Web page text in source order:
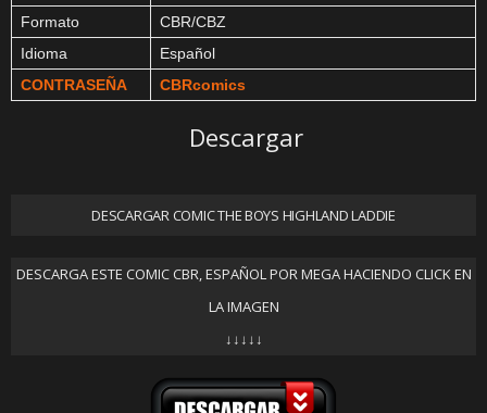
Formato
CBR/CBZ
Idioma
Español
CONTRASEÑA
CBRcomics
Descargar
DESCARGAR COMIC THE BOYS HIGHLAND LADDIE
DESCARGA ESTE COMIC CBR, ESPAÑOL POR MEGA HACIENDO CLICK EN
LA IMAGEN
↓↓↓↓↓